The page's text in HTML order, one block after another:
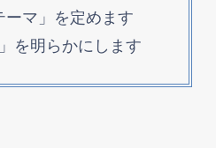
ーマ」を定めます
を明らかにします